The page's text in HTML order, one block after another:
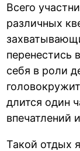
Всего
различных
перенестись
себя в роли
длится один
впечатлений
Такой отдых